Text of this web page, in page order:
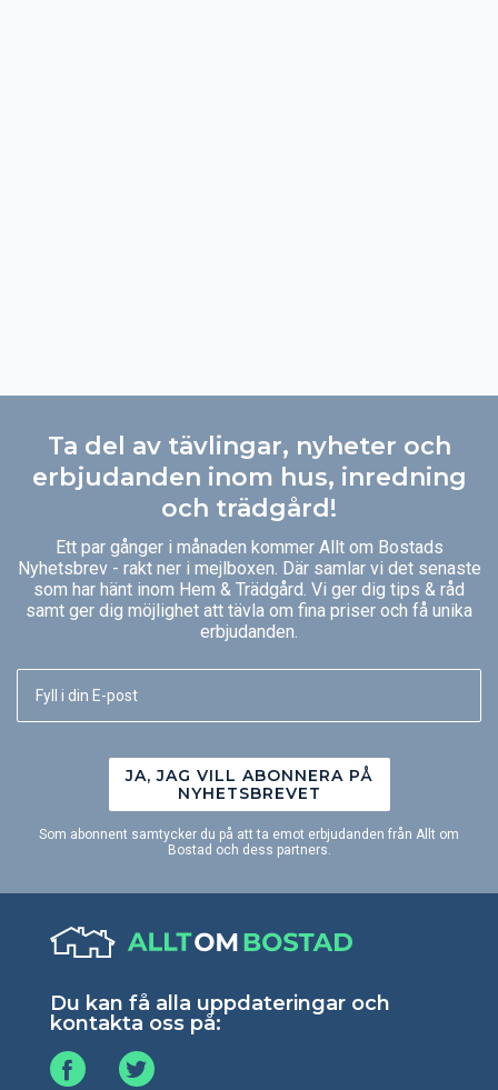
Ta del av tävlingar, nyheter och
erbjudanden inom hus, inredning
och trädgård!
Ett par gånger i månaden kommer Allt om Bostads
Nyhetsbrev - rakt ner i mejlboxen. Där samlar vi det senaste
som har hänt inom Hem & Trädgård. Vi ger dig tips & råd
samt ger dig möjlighet att tävla om fina priser och få unika
erbjudanden.
JA, JAG VILL ABONNERA PÅ
NYHETSBREVET
Som abonnent samtycker du på att ta emot erbjudanden från Allt om
Bostad och dess partners.
Du kan få alla uppdateringar och
kontakta oss på: